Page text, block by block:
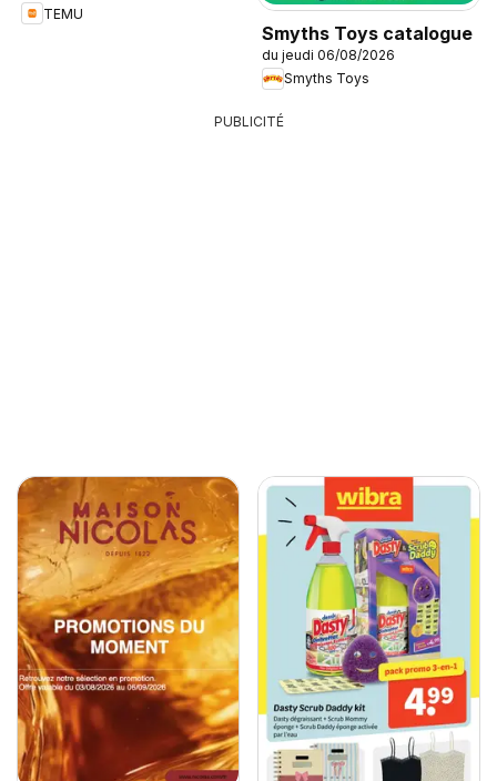
TEMU
Smyths Toys catalogue
du jeudi 06/08/2026
Smyths Toys
PUBLICITÉ